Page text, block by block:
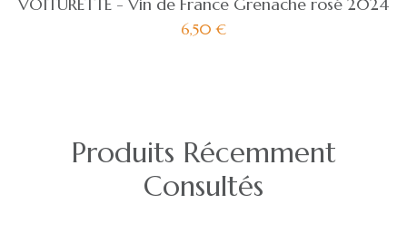
VOITURETTE - Vin de France Grenache rosé 2024
6,50€
Produits Récemment
Consultés